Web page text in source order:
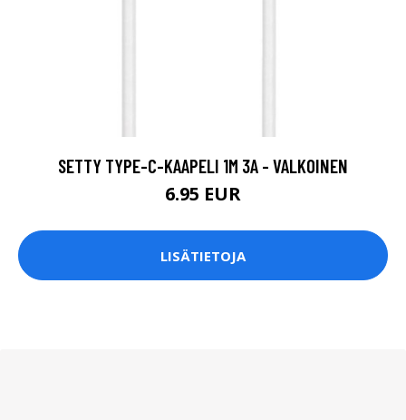
SETTY TYPE-C-KAAPELI 1M 3A - VALKOINEN
6.95 EUR
LISÄTIETOJA